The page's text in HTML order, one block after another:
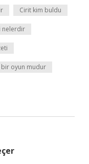
Cirit kim buldu
nelerdir
bir oyun mudur